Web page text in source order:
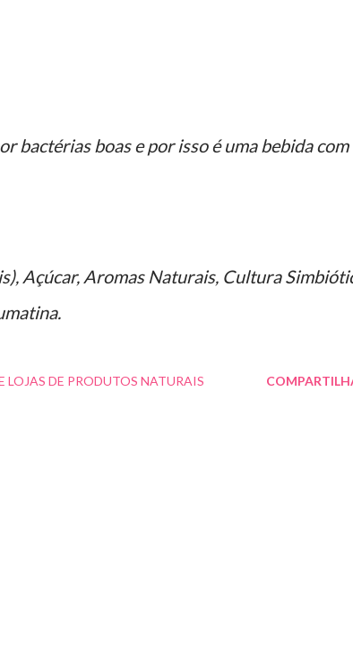
bactérias boas e por isso é uma bebida com
Açúcar, Aromas Naturais, Cultura
LOJAS DE PRODUTOS NATURAIS